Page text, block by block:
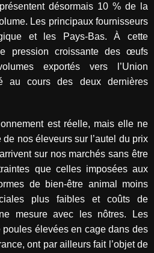
désormais 10 % de la
Les principaux fournisseurs
et les Pays-Bas. À cette
pression croissante des œufs
exportés vers l’Union
au cours des deux dernières
est réelle, mais elle ne
nos éleveurs sur l’autel du prix
sur nos marchés sans être
que celles imposées aux
de bien-être animal moins
plus faibles et coûts de
mesure avec les nôtres. Les
élevées en cage dans des
ont par ailleurs fait l’objet de